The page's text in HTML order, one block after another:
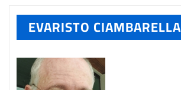
EVARISTO CIAMBARELLA